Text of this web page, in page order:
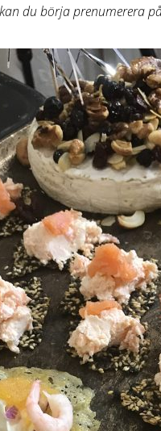
du börja prenumerera